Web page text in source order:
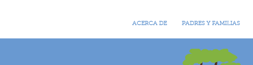
ACERCA DE PADRES Y FAMILIAS